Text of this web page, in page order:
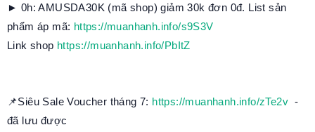
► 0h: AMUSDA30K (mã shop) giảm 30k đơn 0đ. List sản
phẩm áp mã: https://muanhanh.info/s9S3V
Link shop https://muanhanh.info/PbItZ
📌Siêu Sale Voucher tháng 7: https://muanhanh.info/zTe2v -
đã lưu được